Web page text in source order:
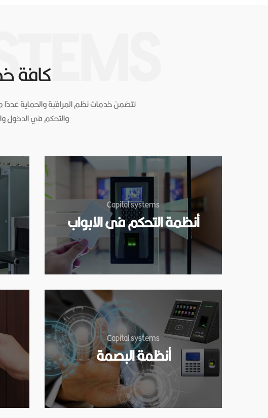
كافة
تتضمن خدمات نظم المراقبة والحماية عددًا
والتحكم في الدخول
Capital systems
أنظمة التحكم فى الابواب
Capital systems
أنظمة البصمة